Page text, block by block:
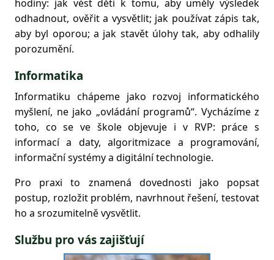
hodiny: jak vést děti k tomu, aby uměly výsledek
odhadnout, ověřit a vysvětlit; jak používat zápis tak,
aby byl oporou; a jak stavět úlohy tak, aby odhalily
porozumění.
Informatika
Informatiku chápeme jako rozvoj informatického
myšlení, ne jako „ovládání programů“. Vycházíme z
toho, co se ve škole objevuje i v RVP: práce s
informací a daty, algoritmizace a programování,
informační systémy a digitální technologie.
Pro praxi to znamená dovednosti jako popsat
postup, rozložit problém, navrhnout řešení, testovat
ho a srozumitelně vysvětlit.
Službu pro vás zajišťují